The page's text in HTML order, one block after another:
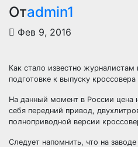
Отadmin1
Фев 9, 2016
Как стало известно
подготовке к выпуску
На данный момент в России цена
себя передний привод,
полноприводной версии
Следует напомнить, что на